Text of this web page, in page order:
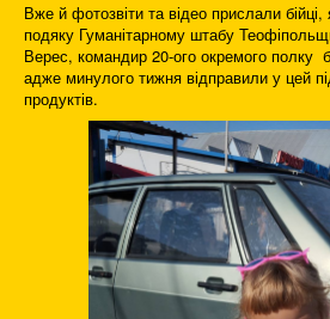
Вже й фотозвіти та відео прислали
подяку Гуманітарному штабу
Верес, командир 20-ого окремого полку
адже минулого тижня відправили у цей
продуктів.